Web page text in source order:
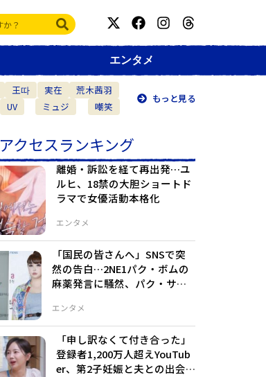
エンタメ
王따 実在
荒木茜羽
UV ミュジ 嘲笑
もっと見る
アクセスランキング
エンタメ
離婚・訴訟を経て再出発…ユ
ルヒ、18禁の大胆ショートド
ラマで女優活動本格化
エンタメ
「国民の皆さんへ」SNSで突
然の告白…2NE1パク・ボムの
麻薬発言に騒然、パク・サン
「申し訳なくて付き合った」
登録者1,200万人超えYouTub
er、第2子妊娠と夫との出会